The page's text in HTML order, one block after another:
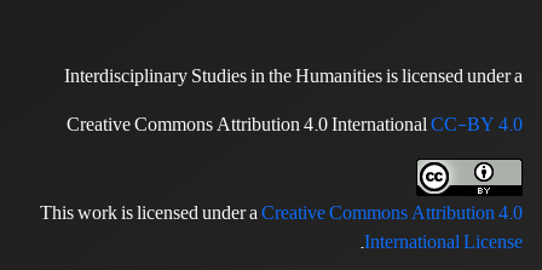
Interdisciplinary Studies in the Humanities is licensed under a
Creative Commons Attribution 4.0 InternationalCC-BY 4.0
This work is licensed under aCreative Commons Attribution 4.0
International License
.